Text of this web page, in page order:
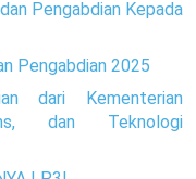
Pengabdian Kepada
Pengabdian 2025
dari Kementerian
dan Teknologi